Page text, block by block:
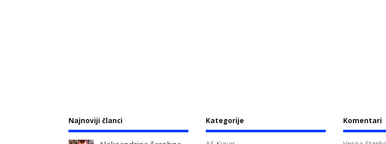
Najnoviji članci Kategorije Komentari